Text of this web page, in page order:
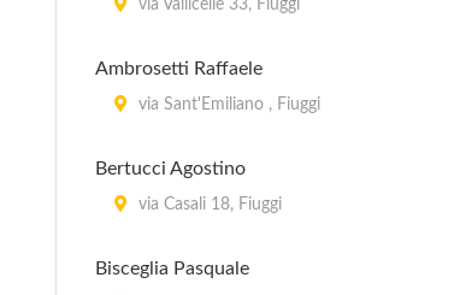
via Vallicelle 33, Fiuggi
Ambrosetti Raffaele
via Sant'Emiliano , Fiuggi
Bertucci Agostino
via Casali 18, Fiuggi
Bisceglia Pasquale